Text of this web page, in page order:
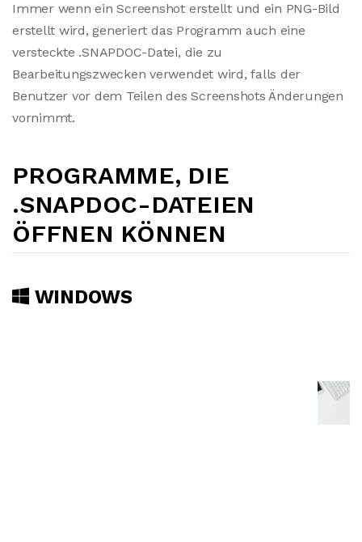
Immer wenn ein Screenshot erstellt und ein PNG-Bild
erstellt wird, generiert das Programm auch eine
versteckte .SNAPDOC-Datei, die zu
Bearbeitungszwecken verwendet wird, falls der
Benutzer vor dem Teilen des Screenshots Änderungen
vornimmt.
PROGRAMME, DIE
.SNAPDOC-DATEIEN
ÖFFNEN KÖNNEN
WINDOWS